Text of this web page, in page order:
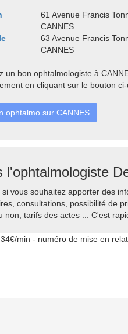
61 Avenue Francis
CANNES
63 Avenue Francis
CANNES
un bon ophtalmologiste à
en cliquant sur le bouton ci-
ophtalmo sur CANNES
l'ophtalmologiste
vous souhaitez apporter des
consultations, possibilité de
non, tarifs des actes ... C'est
min - numéro de mise en